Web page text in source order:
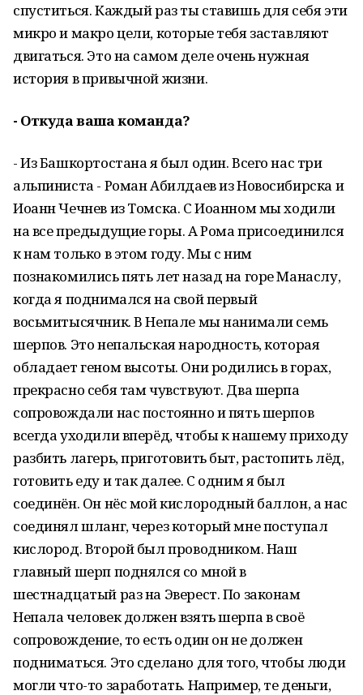
спуститься. Каждый раз ты ставишь для себя эти
микро и макро цели, которые тебя заставляют
двигаться. Это на самом деле очень нужная
история в привычной жизни.
- Откуда ваша команда?
- Из Башкортостана я был один. Всего нас три
альпиниста - Роман Абилдаев из Новосибирска и
Иоанн Чечнев из Томска. С Иоанном мы ходили
на все предыдущие горы. А Рома присоединился
к нам только в этом году. Мы с ним
познакомились пять лет назад на горе Манаслу,
когда я поднимался на свой первый
восьмитысячник. В Непале мы нанимали семь
шерпов. Это непальская народность, которая
обладает геном высоты. Они родились в горах,
прекрасно себя там чувствуют. Два шерпа
сопровождали нас постоянно и пять шерпов
всегда уходили вперёд, чтобы к нашему приходу
разбить лагерь, приготовить быт, растопить лёд,
готовить еду и так далее. С одним я был
соединён. Он нёс мой кислородный баллон, а нас
соединял шланг, через который мне поступал
кислород. Второй был проводником. Наш
главный шерп поднялся со мной в
шестнадцатый раз на Эверест. По законам
Непала человек должен взять шерпа в своё
сопровождение, то есть один он не должен
подниматься. Это сделано для того, чтобы люди
могли что-то заработать. Например, те деньги,